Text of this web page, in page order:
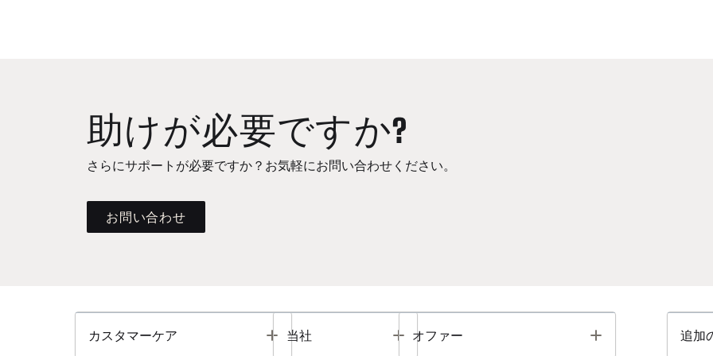
助けが必要ですか?
さらにサポートが必要ですか？お気軽にお問い合わせください。
お問い合わせ
カスタマーケア Toggle
当社 Toggle
オファー Toggle 追加